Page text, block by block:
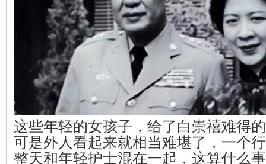
这些年轻的女孩子，给了白崇禧难得
可是外人看起来就相当难堪了，一个
整天和年轻护士混在一起，这算什么